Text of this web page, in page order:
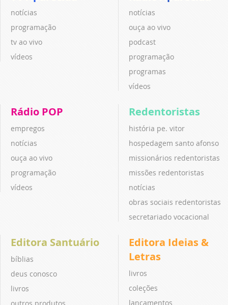
notícias
programação
tv ao vivo
vídeos
notícias
ouça ao vivo
podcast
programação
programas
vídeos
Rádio POP
empregos
notícias
ouça ao vivo
programação
vídeos
Redentoristas
história pe. vitor
hospedagem santo afonso
missionários redentoristas
missões redentoristas
notícias
obras sociais redentoristas
secretariado vocacional
Editora Santuário
bíblias
deus conosco
livros
outros produtos
Editora Ideias &
Letras
livros
coleções
lançamentos